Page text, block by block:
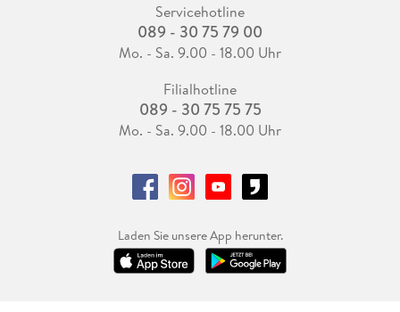
Servicehotline
089 - 30 75 79 00
Mo. - Sa. 9.00 - 18.00 Uhr
Filialhotline
089 - 30 75 75 75
Mo. - Sa. 9.00 - 18.00 Uhr
Laden Sie unsere App herunter.